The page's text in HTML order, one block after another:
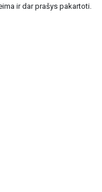
ir dar prašys pakartoti.